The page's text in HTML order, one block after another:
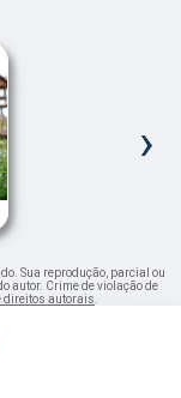
›
Sua reprodução, parcial ou
autor. Crime de violação de
direitos autorais